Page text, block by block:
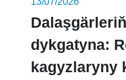
Dalaşgärleriň
dykgatyna:
kagyzlaryny